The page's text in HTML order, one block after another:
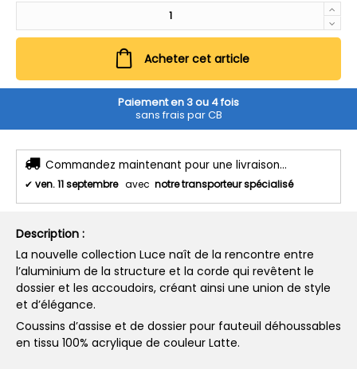
Acheter cet article
Paiement en 3 ou 4 fois
sans frais par CB
Commandez maintenant pour une livraison...
✔ ven. 11 septembre avec notre transporteur spécialisé
Description :
La nouvelle collection Luce naît de la rencontre entre
l’aluminium de la structure et la corde qui revêtent le
dossier et les accoudoirs, créant ainsi une union de style
et d’élégance.
Coussins d’assise et de dossier pour fauteuil déhoussables
en tissu 100% acrylique de couleur Latte.